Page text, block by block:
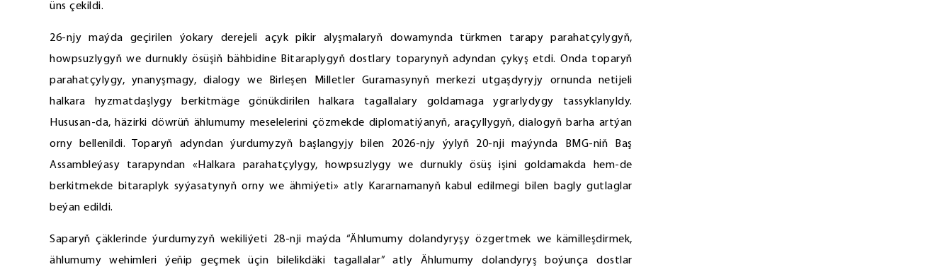
üns çekildi.
26-njy maýda geçirilen ýokary derejeli açyk pikir alyşmalaryň dowamynda türkmen tarapy parahatçylygyň,
howpsuzlygyň we durnukly ösüşiň bähbidine Bitaraplygyň dostlary toparynyň adyndan çykyş etdi. Onda toparyň
parahatçylygy, ynanyşmagy, dialogy we Birleşen Milletler Guramasynyň merkezi utgaşdyryjy ornunda netijeli
halkara hyzmatdaşlygy berkitmäge gönükdirilen halkara tagallalary goldamaga ygrarlydygy tassyklanyldy.
Hususan-da, häzirki döwrüň ählumumy meselelerini çözmekde diplomatiýanyň, araçyllygyň, dialogyň barha artýan
orny bellenildi. Toparyň adyndan ýurdumyzyň başlangyjy bilen 2026-njy ýylyň 20-nji maýynda BMG-niň Baş
Assambleýasy tarapyndan «Halkara parahatçylygy, howpsuzlygy we durnukly ösüş işini goldamakda hem-de
berkitmekde bitaraplyk syýasatynyň orny we ähmiýeti» atly Kararnamanyň kabul edilmegi bilen bagly gutlaglar
beýan edildi.
Saparyň çäklerinde ýurdumyzyň wekiliýeti 28-nji maýda “Ählumumy dolandyryşy özgertmek we kämilleşdirmek,
ählumumy wehimleri ýeňip geçmek üçin bilelikdäki tagallalar” atly Ählumumy dolandyryş boýunça dostlar